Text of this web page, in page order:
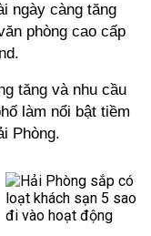
ngày càng tăng
phòng cao cấp
tăng và nhu cầu
làm nổi bật tiềm
Phòng.